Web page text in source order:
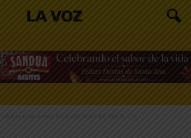
celebra una nueva Feria del Stock los días 6, 7 y...